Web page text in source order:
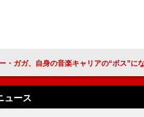
ガ、自身の音楽キャリアの“ボス”になるまで“20年”かかったと語
ュース